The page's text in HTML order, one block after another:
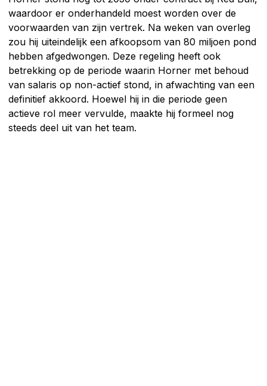
waardoor er onderhandeld moest worden over de
voorwaarden van zijn vertrek. Na weken van overleg
zou hij uiteindelijk een afkoopsom van 80 miljoen pond
hebben afgedwongen. Deze regeling heeft ook
betrekking op de periode waarin Horner met behoud
van salaris op non-actief stond, in afwachting van een
definitief akkoord. Hoewel hij in die periode geen
actieve rol meer vervulde, maakte hij formeel nog
steeds deel uit van het team.